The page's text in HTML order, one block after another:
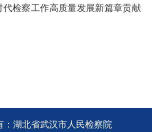
检察工作高质量发展新篇章贡献
：湖北省武汉市人民检察院